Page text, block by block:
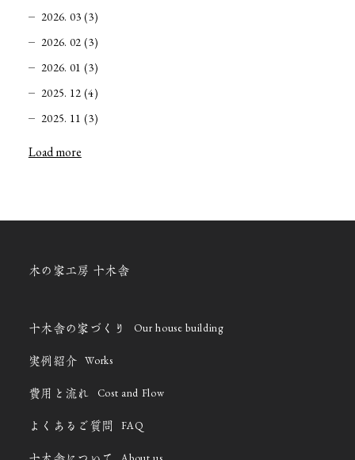
2026. 03 (3)
2026. 02 (3)
2026. 01 (3)
2025. 12 (4)
2025. 11 (3)
Load more
木の家工房 十木舎
十木舎の家づくり Our house building
実例紹介 Works
費用と流れ Cost and Flow
よくあるご質問 FAQ